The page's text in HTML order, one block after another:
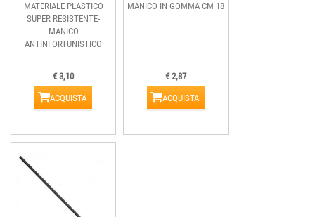
MATERIALE PLASTICO
SUPER RESISTENTE-
MANICO
ANTINFORTUNISTICO
€ 3,10
ACQUISTA
MANICO IN GOMMA CM 18
€ 2,87
ACQUISTA